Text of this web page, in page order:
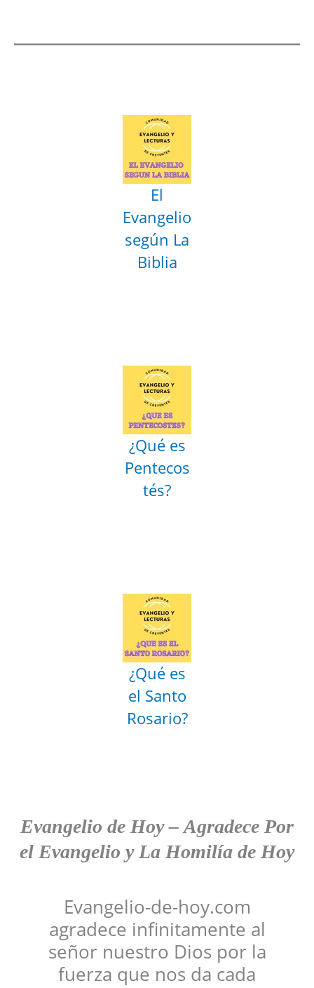
El
Evangelio
según La
Biblia
¿Qué es
Pentecos
tés?
¿Qué es
el Santo
Rosario?
Evangelio de Hoy–Agradece Por
el Evangelio y La Homilía de Hoy
Evangelio-de-hoy.com
agradece infinitamente al
señor nuestro Dios por la
fuerza que nos da cada